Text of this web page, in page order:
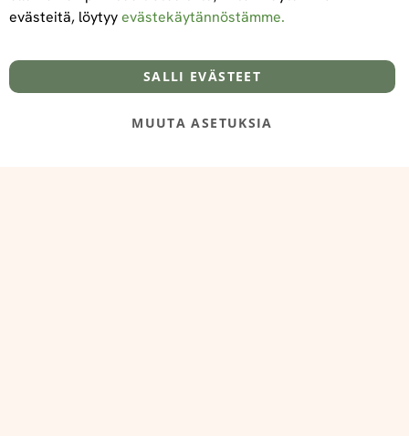
Tietoa meistä
@‌2025 FooDeliDoo
Toimitus- ja maksuehdot
evästeitä, löytyyevästekäytännöstämme.
SALLI EVÄSTEET
MUUTA ASETUKSIA